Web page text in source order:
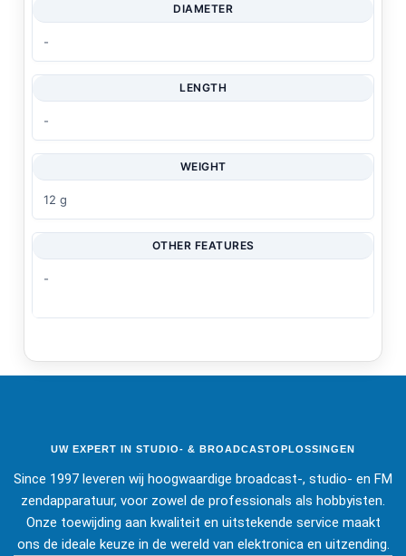
DIAMETER
-
LENGTH
-
WEIGHT
12 g
OTHER FEATURES
-
UW EXPERT IN STUDIO- & BROADCASTOPLOSSINGEN
Since 1997 leveren wij hoogwaardige broadcast-, studio- en FM
zendapparatuur, voor zowel de professionals als hobbyisten.
Onze toewijding aan kwaliteit en uitstekende service maakt
ons de ideale keuze in de wereld van elektronica en uitzending.